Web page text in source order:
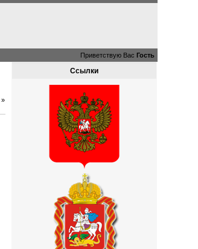
Приветствую Вас Гость
»
Ссылки